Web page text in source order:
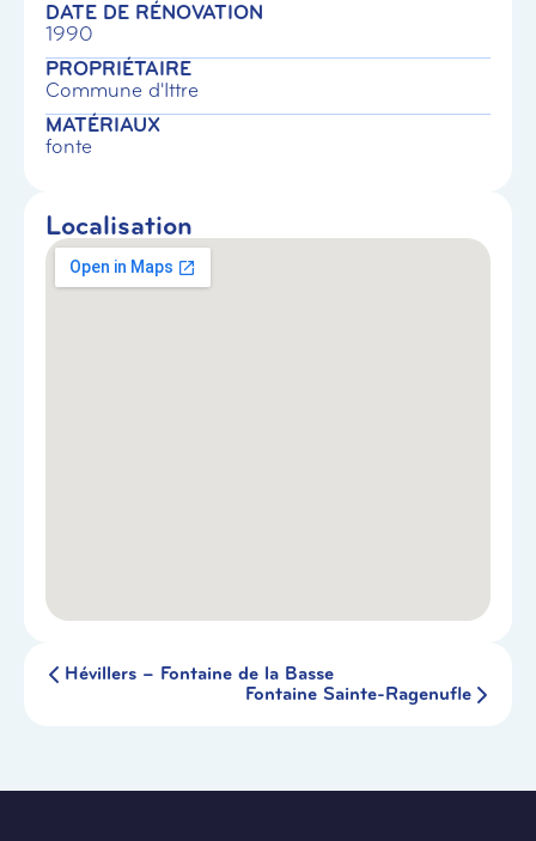
DATE DE RÉNOVATION
1990
PROPRIÉTAIRE
Commune d'Ittre
MATÉRIAUX
fonte
Localisation
Hévillers – Fontaine de la Basse
Fontaine Sainte-Ragenufle